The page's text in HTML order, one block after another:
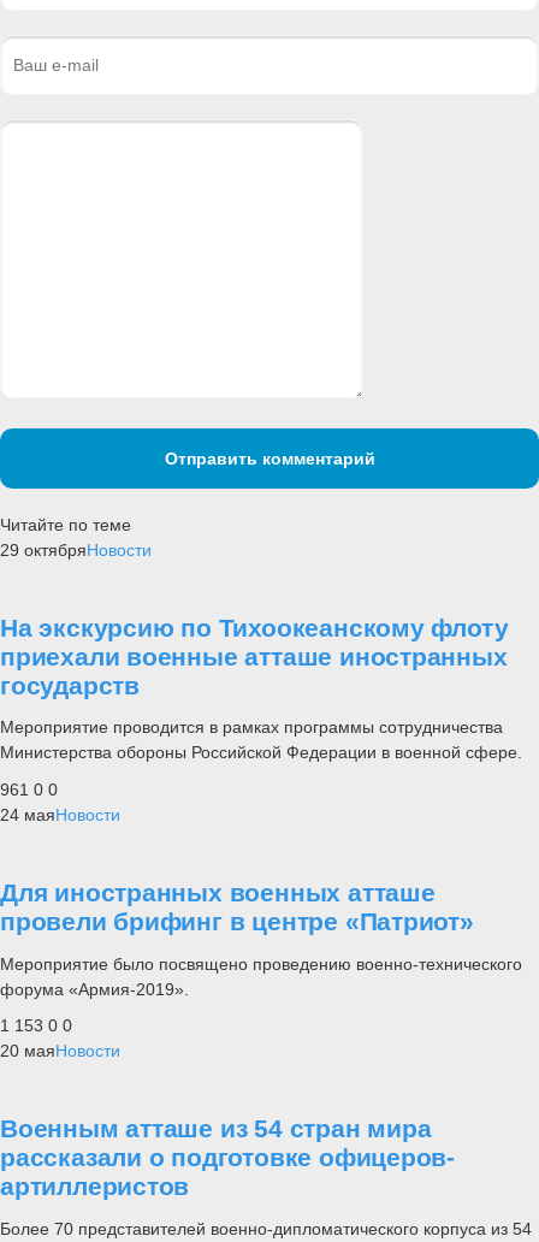
Отправить комментарий
Читайте по теме
29 октябряНовости
На экскурсию по Тихоокеанскому флоту
приехали военные атташе иностранных
государств
Мероприятие проводится в рамках программы сотрудничества
Министерства обороны Российской Федерации в военной сфере.
961 0 0
24 маяНовости
Для иностранных военных атташе
провели брифинг в центре «Патриот»
Мероприятие было посвящено проведению военно-технического
форума «Армия-2019».
1 153 0 0
20 маяНовости
Военным атташе из 54 стран мира
рассказали о подготовке офицеров-
артиллеристов
Более 70 представителей военно-дипломатического корпуса из 54